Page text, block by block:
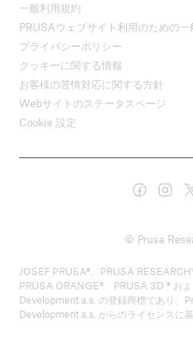
一般利用規約
PRUSAウェブサイト利用のための一
プライバシーポリシー
クッキーに関する情報
お客様の苦情対応に関する方針
Webサイトのステータスページ
Cookie 設定
© Prusa
JOSEF PRUSA®、PRUSA
PRUSA ORANGE®、PRUSA 3D ® お
Development a.s. の登録商標であり、
Development a.s. からのライセンスに